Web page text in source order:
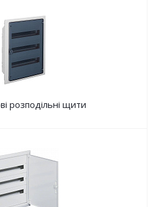
розподільні щити